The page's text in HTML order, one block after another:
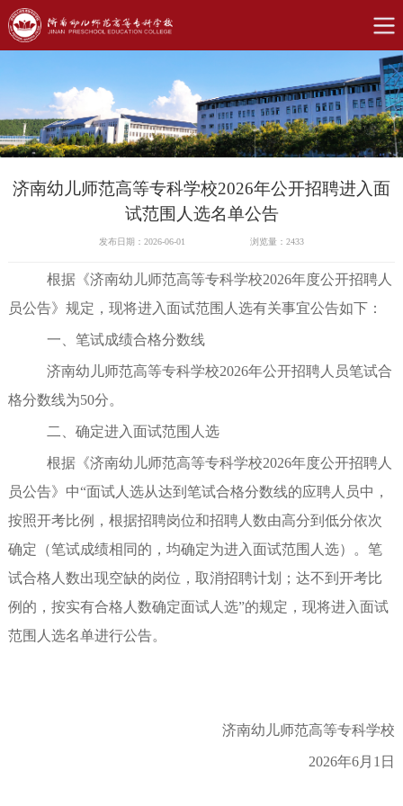
济南幼儿师范高等专科学校2026年公开招聘进入面
试范围人选名单公告
发布日期：2026-06-01 浏览量： 2433
根据《济南幼儿师范高等专科学校2026年度公开招聘人
员公告》规定，现将进入面试范围人 选有关事宜公告如下：
一、笔试成绩合格分数线
济南幼儿师范高等专科学校2026年公开招聘人员笔试合
格分数线为50分。
二、确定进入面试范围人选
根据《济南幼儿师范高等专科学校2026年度公开招聘人
员公告》中“面试人选从达到笔试合格分数线的应聘人员中，
按照开考比例，根据招聘岗位和招聘人数由高分到低分依次
确定（笔试成绩相同的，均确定为进入面试范围人选）。笔
试合格人数出现空缺的岗位，取消招聘计划；达不到开考比
例的，按实有合格人数确定面试人选”的规定，现将进入面试
范围人 选名单进行公告。
济南幼儿师范高等专科学校
2026年6月 1 日